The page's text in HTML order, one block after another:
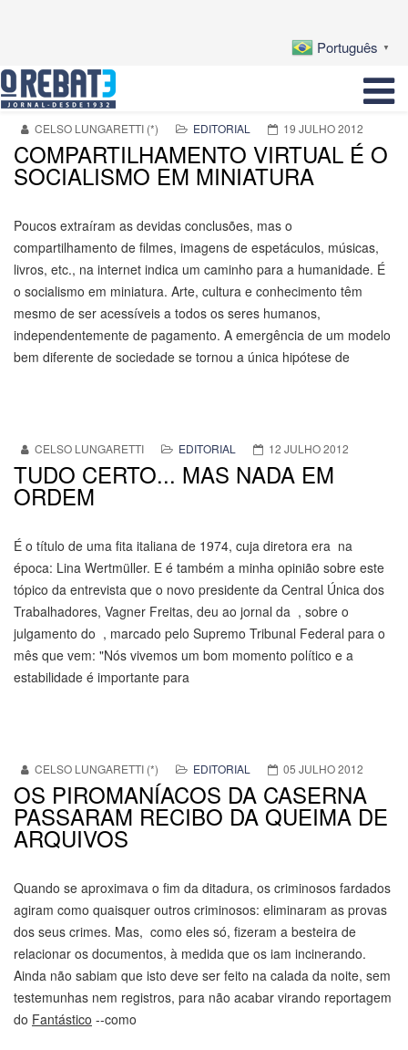
Português ▼
CELSO LUNGARETTI (*) EDITORIAL 19 JULHO 2012
COMPARTILHAMENTO VIRTUAL É O
SOCIALISMO EM MINIATURA
Poucos extraíram as devidas conclusões, mas o
compartilhamento de filmes, imagens de espetáculos, músicas,
livros, etc., na internet indica um caminho para a humanidade. É
o socialismo em miniatura. Arte, cultura e conhecimento têm
mesmo de ser acessíveis a todos os seres humanos,
independentemente de pagamento. A emergência de um modelo
bem diferente de sociedade se tornou a única hipótese de
CELSO LUNGARETTI EDITORIAL 12 JULHO 2012
TUDO CERTO... MAS NADA EM
ORDEM
É o título de uma fita italiana de 1974, cuja diretora era na
época: Lina Wertmüller. E é também a minha opinião sobre este
tópico da entrevista que o novo presidente da Central Única dos
Trabalhadores, Vagner Freitas, deu ao jornal da , sobre o
julgamento do , marcado pelo Supremo Tribunal Federal para o
mês que vem: "Nós vivemos um bom momento político e a
estabilidade é importante para
CELSO LUNGARETTI (*) EDITORIAL 05 JULHO 2012
OS PIROMANÍACOS DA CASERNA
PASSARAM RECIBO DA QUEIMA DE
ARQUIVOS
Quando se aproximava o fim da ditadura, os criminosos fardados
agiram como quaisquer outros criminosos: eliminaram as provas
dos seus crimes. Mas, como eles só, fizeram a besteira de
relacionar os documentos, à medida que os iam incinerando.
Ainda não sabiam que isto deve ser feito na calada da noite, sem
testemunhas nem registros, para não acabar virando reportagem
do Fantástico --como